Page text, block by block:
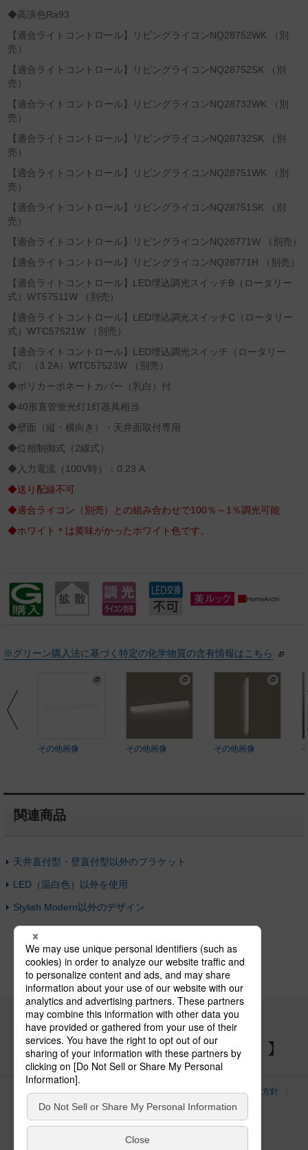
◆高演色Ra93
【適合ライトコントロール】リビングライコンNQ28752WK （別
売）
【適合ライトコントロール】リビングライコンNQ28752SK （別
売）
【適合ライトコントロール】リビングライコンNQ28732WK （別
売）
【適合ライトコントロール】リビングライコンNQ28732SK （別
売）
【適合ライトコントロール】リビングライコンNQ28751WK （別
売）
【適合ライトコントロール】リビングライコンNQ28751SK （別
売）
【適合ライトコントロール】リビングライコンNQ28771W （別売）
【適合ライトコントロール】リビングライコンNQ28771H （別売）
【適合ライトコントロール】LED埋込調光スイッチB（ロータリー
式）WT57511W （別売）
【適合ライトコントロール】LED埋込調光スイッチC（ロータリー
式）WTC57521W （別売）
【適合ライトコントロール】LED埋込調光スイッチ（ロータリー
式） （3.2A）WTC57523W （別売）
◆ポリカーボネートカバー（乳白）付
◆40形直管蛍光灯1灯器具相当
◆壁面（縦・横向き）・天井面取付専用
◆位相制御式（2線式）
◆入力電流（100V時）：0.23 A
◆送り配線不可
◆適合ライコン（別売）との組み合わせで100％～1％調光可能
◆ホワイト＊は黄味がかったホワイト色です。
※グリーン購入法に基づく特定の化学物質の含有情報はこちら
その他画像 その他画像 その他画像
関連商品
天井直付型・壁直付型以外のブラケット
LED（温白色）以外を使用
Stylish Modern以外のデザイン
パナソニックの電気設備 SNSアカウント
サイトのご利用にあたって クッキーポリシー
個人情報保護方針
パナソニック ホールディングス
Area/Country
電気・建築設備（ビジネス）